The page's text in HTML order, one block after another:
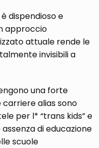
dispendioso e
approccio
attuale rende le
invisibili a
una forte
alias sono
per l* “trans kids” e
di educazione
scuole